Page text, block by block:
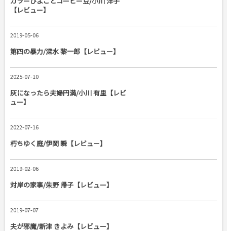
【レビュー】
2019-05-06
第四の暴力/深水 黎一郎【レビュー】
2025-07-10
灰になったら夫婦円満/小川 有里【レビ
ュー】
2022-07-16
朽ちゆく庭/伊岡 瞬【レビュー】
2019-02-06
対岸の家事/朱野 帰子【レビュー】
2019-07-07
夫が邪魔/新津 きよみ【レビュー】